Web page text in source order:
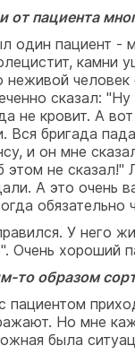
от пациента
один пациент -
камни
неживой
сказал:
не кровит. А
Вся бригада
и он мне
этом не сказал!"
А это очень
У него
Очень хороший
то образом
пациентом
Но мне
была